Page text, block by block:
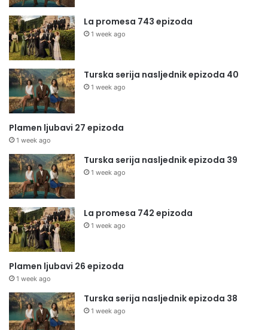
La promesa 743 epizoda
1 week ago
Turska serija nasljednik epizoda 40
1 week ago
Plamen ljubavi 27 epizoda
1 week ago
Turska serija nasljednik epizoda 39
1 week ago
La promesa 742 epizoda
1 week ago
Plamen ljubavi 26 epizoda
1 week ago
Turska serija nasljednik epizoda 38
1 week ago